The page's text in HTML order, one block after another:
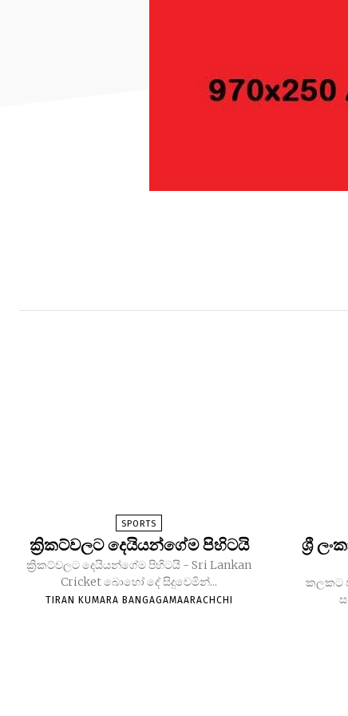
SPORTS
ක්‍රිකට්වලට දෙයියන්ගේම පිහිටයි
ක්‍රිකට්වලට දෙයියන්ගේම පිහිටයි - Sri Lankan
Cricket බොහෝ දේ සිදුවෙමින්...
TIRAN KUMARA BANGAGAMAARACHCHI
ශ්‍රී
කලකට